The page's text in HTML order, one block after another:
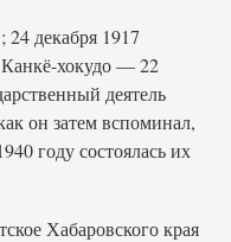
декабря 1917
хокудо — 22
деятель
он затем вспоминал,
году состоялась их
Хабаровского края